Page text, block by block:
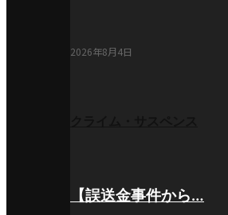
2026年8月4日
【誤送金事件から…